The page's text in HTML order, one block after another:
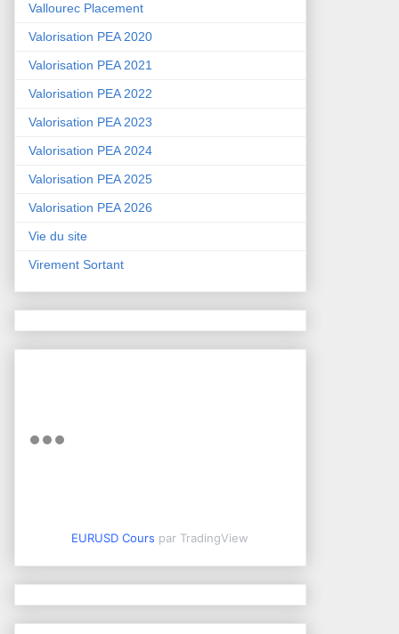
Vallourec Placement
Valorisation PEA 2020
Valorisation PEA 2021
Valorisation PEA 2022
Valorisation PEA 2023
Valorisation PEA 2024
Valorisation PEA 2025
Valorisation PEA 2026
Vie du site
Virement Sortant
EURUSD Cours par TradingView